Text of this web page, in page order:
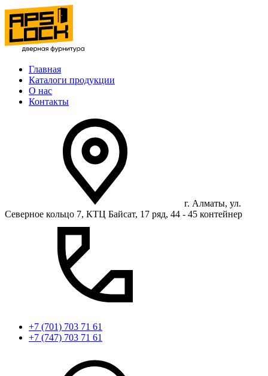
Главная
Каталоги продукции
О нас
Контакты
г. Алматы, ул.
Северное кольцо 7, КТЦ Байсат, 17 ряд, 44 - 45 контейнер
+7 (701) 703 71 61
+7 (747) 703 71 61